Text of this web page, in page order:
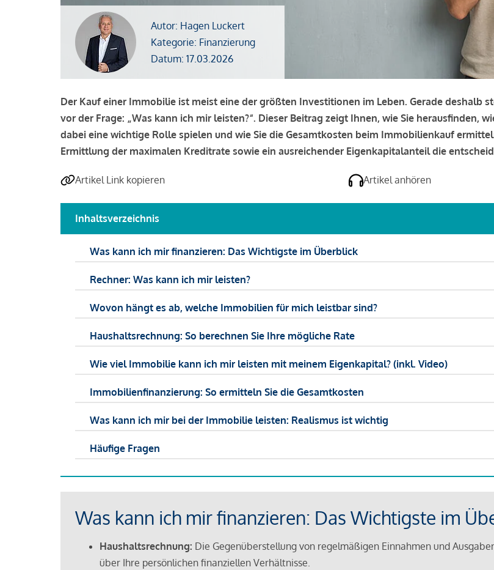
Autor: Hagen Luckert
Kategorie: Finanzierung
Datum: 17.03.2026
Der Kauf einer Immobilie ist meist eine der größten Investitionen im Leben. Gerade deshalb
vor der Frage: „Was kann ich mir leisten?“. Dieser Beitrag zeigt Ihnen, wie Sie herausfinden,
dabei eine wichtige Rolle spielen und wie Sie die Gesamtkosten beim Immobilienkauf
Ermittlung der maximalen Kreditrate sowie ein ausreichender Eigenkapitalanteil die
Artikel Link kopieren Artikel anhören
Inhaltsverzeichnis
Was kann ich mir finanzieren: Das Wichtigste im Überblick
Rechner: Was kann ich mir leisten?
Wovon hängt es ab, welche Immobilien für mich leistbar sind?
Haushaltsrechnung: So berechnen Sie Ihre mögliche Rate
Wie viel Immobilie kann ich mir leisten mit meinem Eigenkapital? (inkl. Video)
Immobilienfinanzierung: So ermitteln Sie die Gesamtkosten
Was kann ich mir bei der Immobilie leisten: Realismus ist wichtig
Häufige Fragen
Was kann ich mir finanzieren: Das Wichtigste im
Haushaltsrechnung: Die Gegenüberstellung von regelmäßigen Einnahmen und
über Ihre persönlichen finanziellen Verhältnisse.